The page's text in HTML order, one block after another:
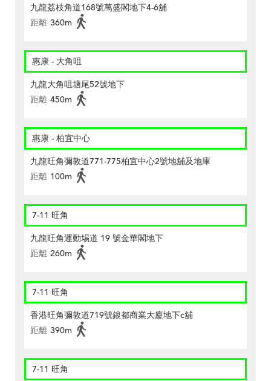
九龍荔枝角道168號萬盛閣地下4-6舖
距離 360m
惠康 - 大角咀
九龍大角咀塘尾52號地下
距離 450m
惠康 - 柏宜中心
九龍旺角彌敦道771-775柏宜中心2號地舖及地庫
距離 100m
7-11 旺角
九龍旺角運動埸道 19 號金華閣地下
距離 260m
7-11 旺角
香港旺角彌敦道719號銀都商業大廈地下c舖
距離 390m
7-11 旺角